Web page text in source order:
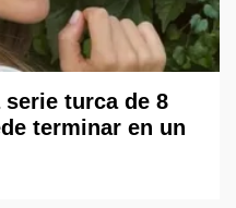
turca de 8
terminar en un